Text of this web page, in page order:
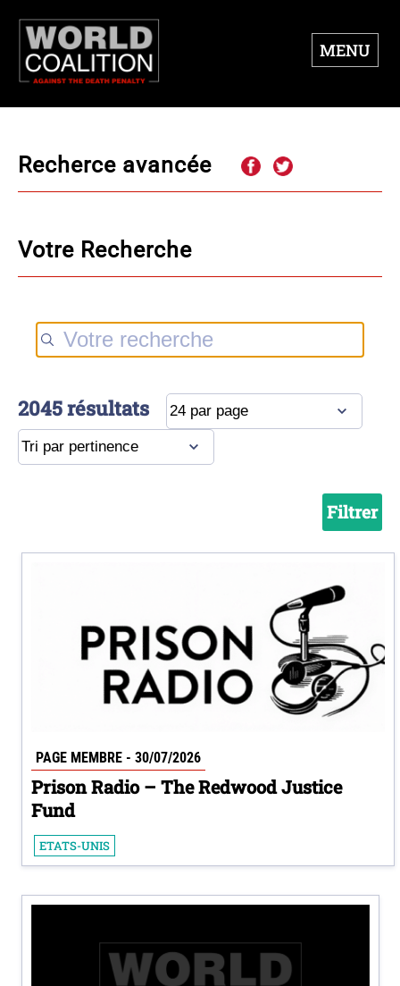
MENU
Recherce avancée
Votre Recherche
2045 résultats
Filtrer
PAGE MEMBRE - 30/07/2026
Prison Radio – The Redwood Justice
Fund
ETATS-UNIS